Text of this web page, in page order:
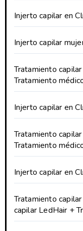
Injerto capilar en
Injerto capilar
Tratamiento
Tratamiento
Injerto capilar en
Tratamiento
Tratamiento
Injerto capilar en
Tratamiento
capilar LedHair +